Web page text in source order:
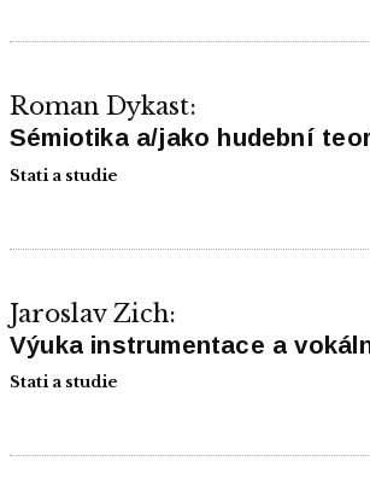
Roman Dykast:
Sémiotika a/jako hudební
Stati a studie
Jaroslav Zich:
Výuka instrumentace a
Stati a studie